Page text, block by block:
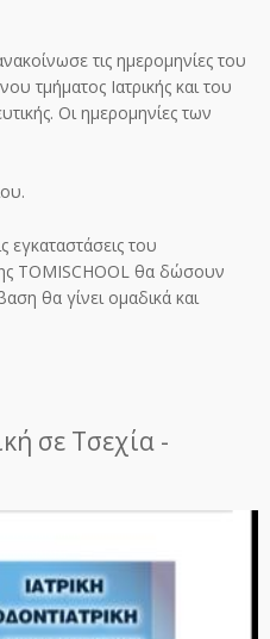
τις ημερομηνίες του
τμήματος Ιατρικής και του
Οι ημερομηνίες των
εγκαταστάσεις του
TOMISCHOOL θα δώσουν
θα γίνει ομαδικά και
σε Τσεχία -